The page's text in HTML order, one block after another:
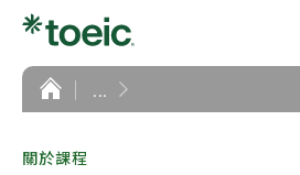
首
頁
...
關於課程